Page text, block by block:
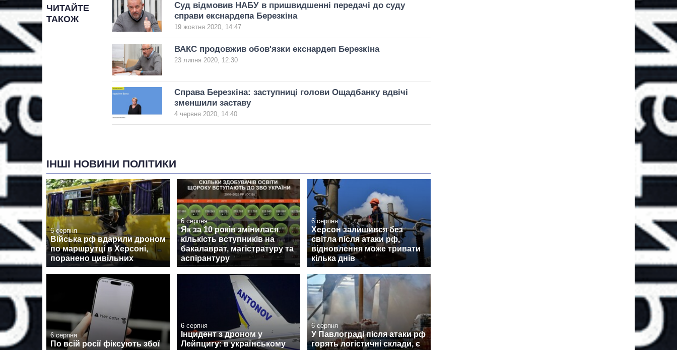
ЧИТАЙТЕ
ТАКОЖ
Суд відмовив НАБУ в пришвидшенні передачі до суду
справи екснардепа Березкіна
19 жовтня 2020, 14:47
ВАКС продовжив обов'язки екснардеп Березкіна
23 липня 2020, 12:30
Справа Березкіна: заступниці голови Ощадбанку вдвічі
зменшили заставу
4 червня 2020, 14:40
ІНШІ НОВИНИ ПОЛІТИКИ
6 серпня
Війська рф вдарили дроном
по маршрутці в Херсоні,
поранено цивільних
6 серпня
Як за 10 років змінилася
кількість вступників на
бакалаврат, магістратуру та
аспірантуру
6 серпня
Херсон залишився без
світла після атаки рф,
відновлення може тривати
кілька днів
6 серпня
По всій росії фіксують збої
6 серпня
Інцидент з дроном у
Лейпцигу: в українському
6 серпня
У Павлограді після атаки рф
горять логістичні склади, є